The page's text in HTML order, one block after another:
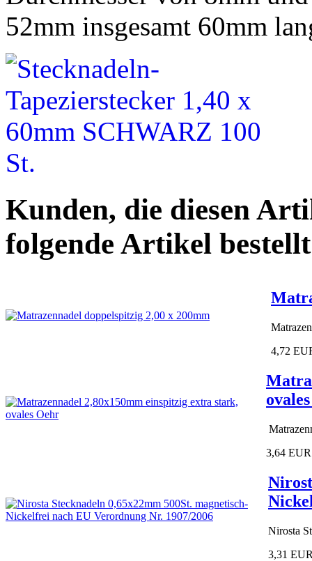
52mm insgesamt 60mm
Kunden, die diesen
folgende Artikel
4,72
3,64 EUR
Nirosta
3,31